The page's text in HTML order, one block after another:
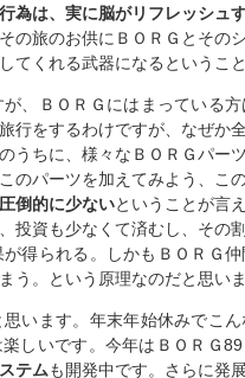
為は、実に脳がリフレッシュ
の旅のお供にＢＯＲＧとその
てくれる武器になるというこ
、ＢＯＲＧにはまっている
行をするわけですが、なぜか
うちに、様々なＢＯＲＧパー
のパーツを加えてみよう、こ
倒的に少ないということが言
投資も少なくて済むし、その
得られる。しかもＢＯＲＧ
う。という原理なのだと思い
います。年末年始休みでこ
しいです。今年はＢＯＲＧ
テムも開発中です。さらに発